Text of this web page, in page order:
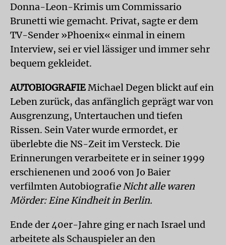
Donna-Leon-Krimis um Commissario
Brunetti wie gemacht. Privat, sagte er dem
TV-Sender »Phoenix« einmal in einem
Interview, sei er viel lässiger und immer sehr
bequem gekleidet.
AUTOBIOGRAFIE Michael Degen blickt auf ein
Leben zurück, das anfänglich geprägt war von
Ausgrenzung, Untertauchen und tiefen
Rissen. Sein Vater wurde ermordet, er
überlebte die NS-Zeit im Versteck. Die
Erinnerungen verarbeitete er in seiner 1999
erschienenen und 2006 von Jo Baier
verfilmten Autobiografie Nicht alle waren
Mörder: Eine Kindheit in Berlin.
Ende der 40er-Jahre ging er nach Israel und
arbeitete als Schauspieler an den